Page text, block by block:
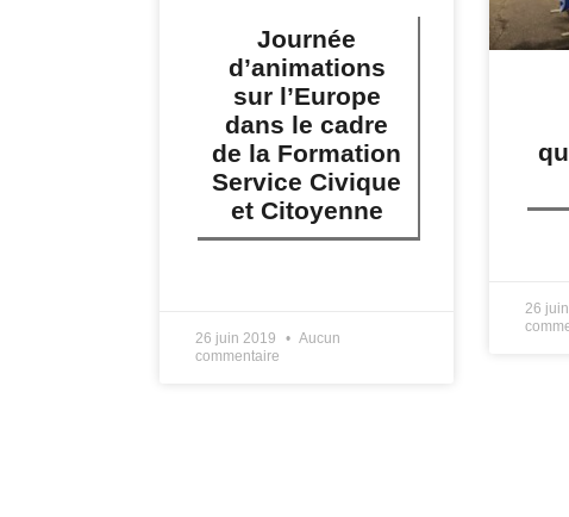
Journée
d’animations
sur l’Europe
dans le cadre
de la Formation
Service Civique
et Citoyenne
26 juin 2019
Aucun
commentaire
26